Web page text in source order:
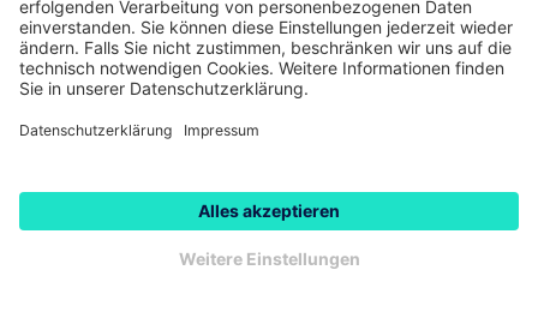
Fancy-Diamanten